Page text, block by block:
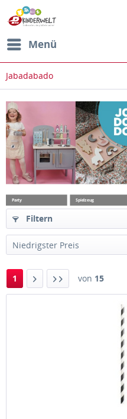
Menü
Jabadabado
Party Spielzeug
Filtern
1 von 15